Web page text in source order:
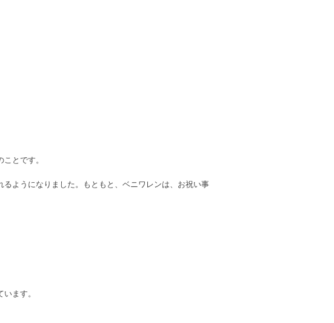
とです。
ようになりました。もともと、ベニワレンは、お祝い事
ます。